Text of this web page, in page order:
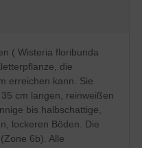
bis länglich-
am Ende zugespitzt,
gelblich, bis zu 8
zum Verzehr
cm langen Trauben
( Wisteria floribunda
die
erreichen kann. Sie
cm langen, reinweißen
bis halbschattige,
lockeren Böden. Die
6b). Alle